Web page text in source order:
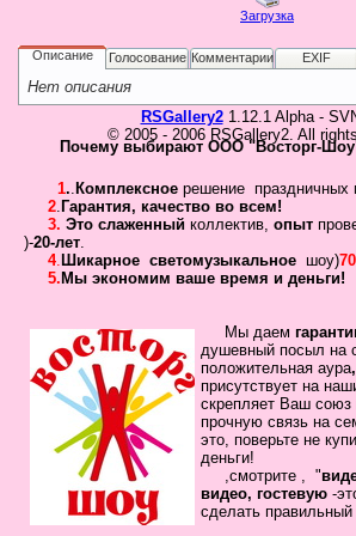
Загрузка
Описание Голосование Комментарии EXIF
Нет описания
RSGallery21.12.1 Alpha -
© 2005 - 2006 RSGallery2. All
Почему выбирают ООО "Восторг-
1.. Комплексное решение праздничных
2. Гарантия, качество во всем!
3. Это слаженный коллектив, опыт
)-20-лет.
4. Шикарное светомузыкальное шоу)
5. Мы экономим ваше время и деньги!
Мы даем
душевный посыл на
положительная аура,
присутствует на
скрепляет Ваш союз
прочную связь на
это, поверьте не
деньги!
,смотрите , "
видео, гостевую -
сделать